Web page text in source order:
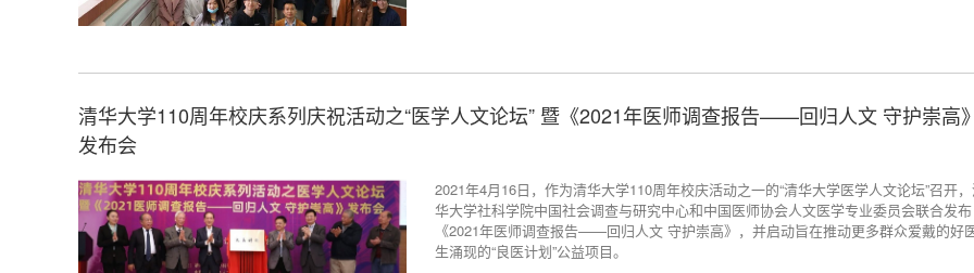
清华大学110周年校庆系列庆祝活动之“医学人文论坛” 暨《2021年医师调查报告——回归人文 守护崇高》
发布会
2021年4月16日，作为清华大学110周年校庆活动之一的“清华大学医学人文论坛”召开
华大学社科学院中国社会调查与研究中心和中国医师协会人文医学专业委员会联合发布
《2021年医师调查报告——回归人文 守护崇高》，并启动旨在推动更多群众爱戴的好
生涌现的“良医计划”公益项目。